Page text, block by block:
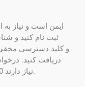
دریافت کنید.
درخواست AppSID یا هدر مجوز OAuth 2.0 نیاز دارند.